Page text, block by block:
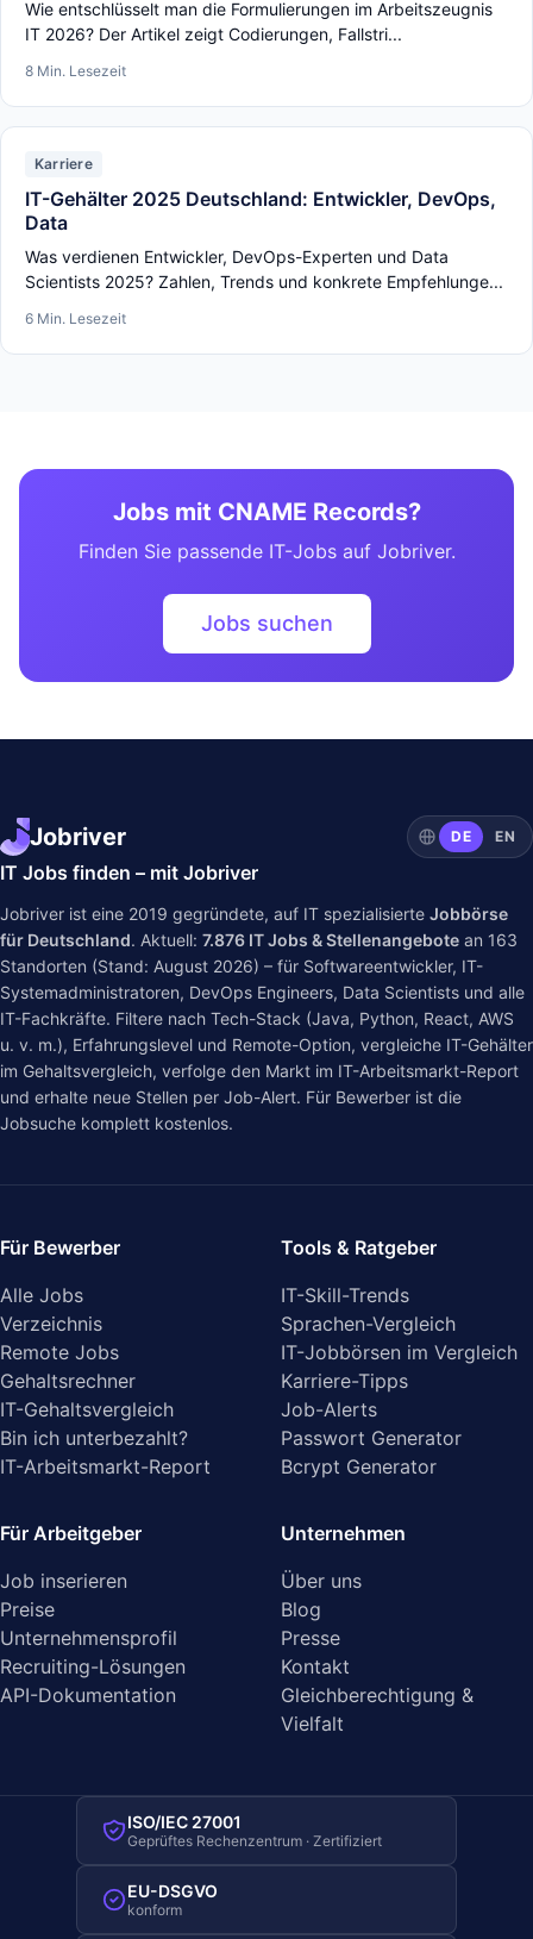
Wie entschlüsselt man die Formulierungen im Arbeitszeugnis
IT 2026? Der Artikel zeigt Codierungen, Fallstri...
8 Min. Lesezeit
Karriere
IT-Gehälter 2025 Deutschland: Entwickler, DevOps,
Data
Was verdienen Entwickler, DevOps-Experten und Data
Scientists 2025? Zahlen, Trends und konkrete Empfehlunge...
6 Min. Lesezeit
Jobs mit CNAME Records?
Finden Sie passende IT-Jobs auf Jobriver.
Jobs suchen
Jobriver DE EN
IT Jobs finden – mit Jobriver
Jobriver ist eine 2019 gegründete, auf IT spezialisierte Jobbörse
für Deutschland. Aktuell: 7.876 IT Jobs & Stellenangebote an 163
Standorten (Stand: August 2026) – für Softwareentwickler, IT-
Systemadministratoren, DevOps Engineers, Data Scientists und alle
IT-Fachkräfte. Filtere nach Tech-Stack (Java, Python, React, AWS
u. v. m.), Erfahrungslevel und Remote-Option, vergleiche IT-Gehälter
im Gehaltsvergleich, verfolge den Markt im IT-Arbeitsmarkt-Report
und erhalte neue Stellen per Job-Alert. Für Bewerber ist die
Jobsuche komplett kostenlos.
Für Bewerber
Alle Jobs
Verzeichnis
Remote Jobs
Gehaltsrechner
IT-Gehaltsvergleich
Bin ich unterbezahlt?
IT-Arbeitsmarkt-Report
Tools & Ratgeber
IT-Skill-Trends
Sprachen-Vergleich
IT-Jobbörsen im Vergleich
Karriere-Tipps
Job-Alerts
Passwort Generator
Bcrypt Generator
Für Arbeitgeber
Job inserieren
Preise
Unternehmensprofil
Recruiting-Lösungen
API-Dokumentation
Unternehmen
Über uns
Blog
Presse
Kontakt
Gleichberechtigung &
Vielfalt
ISO/IEC 27001
Geprüftes Rechenzentrum · Zertifiziert
EU-DSGVO
konform